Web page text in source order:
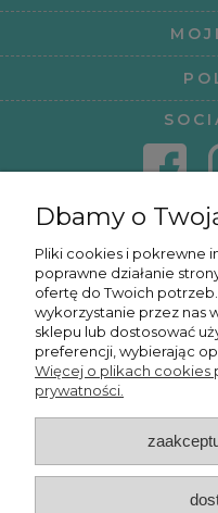
POKAŻ
Dbamy o
Pliki cookies i pokrewne
poprawne działanie
ofertę do Twoich
wykorzystanie przez nas
sklepu lub dostosować
preferencji, wybierając
Więcej o plikach cookies
prywatności.